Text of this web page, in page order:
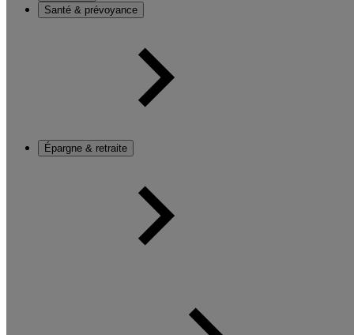
Santé & prévoyance
Épargne & retraite